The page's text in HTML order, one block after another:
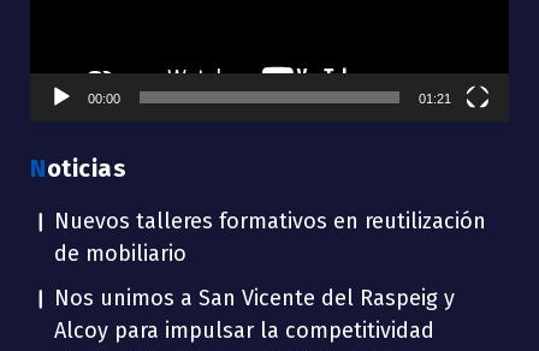
00:00 01:21
Noticias
Nuevos talleres formativos en reutilización
de mobiliario
Nos unimos a San Vicente del Raspeig y
Alcoy para impulsar la competitividad